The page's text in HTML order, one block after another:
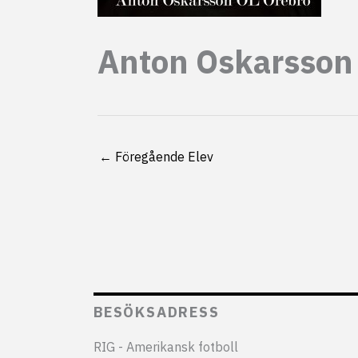
Anton Oskarsson
← Föregående Elev
BESÖKSADRESS
RIG - Amerikansk fotboll